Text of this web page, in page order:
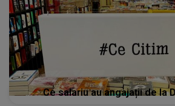
Ce salariu au angajații de la